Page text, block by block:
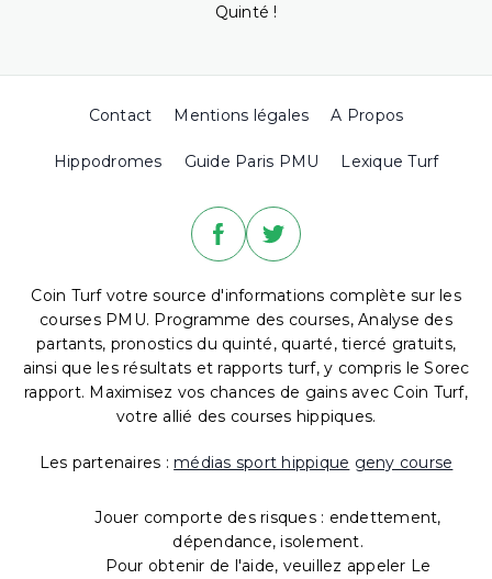
Quinté !
Contact Mentions légales A Propos
Hippodromes Guide Paris PMU Lexique Turf
Coin Turf votre source d'informations complète sur les
courses PMU. Programme des courses, Analyse des
partants, pronostics du quinté, quarté, tiercé gratuits,
ainsi que les résultats et rapports turf, y compris le Sorec
rapport. Maximisez vos chances de gains avec Coin Turf,
votre allié des courses hippiques.
Les partenaires : médias sport hippique geny course
Jouer comporte des risques : endettement,
dépendance, isolement.
Pour obtenir de l'aide, veuillez appeler Le